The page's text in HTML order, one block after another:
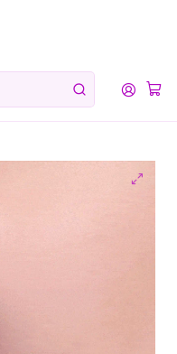
Código: BIENVENIDA10
COREANA
polvos y bb creams
- Base de maquillaje